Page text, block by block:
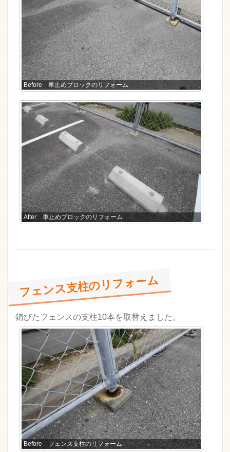
Before 車止めブロックのリフォーム
After 車止めブロックのリフォーム
フェンス支柱のリフォーム
錆びたフェンスの支柱10本を取替えました。
Before フェンス支柱のリフォーム